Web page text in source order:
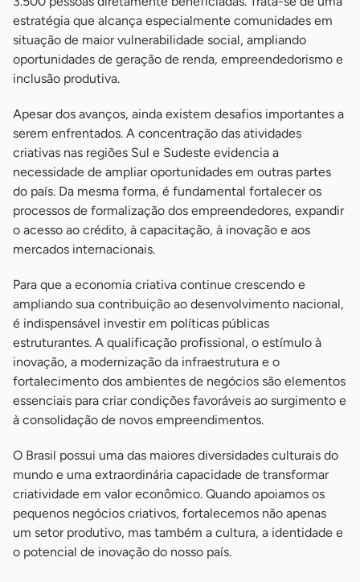
estratégia que alcança especialmente comunidades em
situação de maior vulnerabilidade social, ampliando
oportunidades de geração de renda, empreendedorismo e
inclusão produtiva.
Apesar dos avanços, ainda existem desafios importantes a
serem enfrentados. A concentração das atividades
criativas nas regiões Sul e Sudeste evidencia a
necessidade de ampliar oportunidades em outras partes
do país. Da mesma forma, é fundamental fortalecer os
processos de formalização dos empreendedores, expandir
o acesso ao crédito, à capacitação, à inovação e aos
mercados internacionais.
Para que a economia criativa continue crescendo e
ampliando sua contribuição ao desenvolvimento nacional,
é indispensável investir em políticas públicas
estruturantes. A qualificação profissional, o estímulo à
inovação, a modernização da infraestrutura e o
fortalecimento dos ambientes de negócios são elementos
essenciais para criar condições favoráveis ao surgimento e
à consolidação de novos empreendimentos.
O Brasil possui uma das maiores diversidades culturais do
mundo e uma extraordinária capacidade de transformar
criatividade em valor econômico. Quando apoiamos os
pequenos negócios criativos, fortalecemos não apenas
um setor produtivo, mas também a cultura, a identidade e
o potencial de inovação do nosso país.